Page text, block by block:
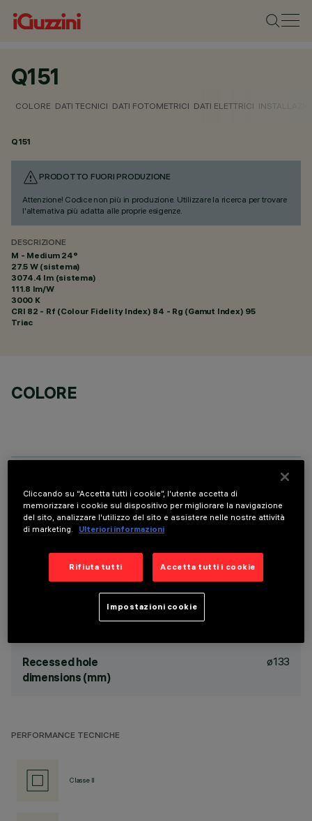
Q151
COLORE DATI TECNICI DATI FOTOMETRICI DATI ELETTRICI
Q151
PRODOTTO FUORI PRODUZIONE
Attenzione! Codice non più in produzione. Utilizzare la ricerca per trovare
l'alternativa più adatta alle proprie esigenze.
DESCRIZIONE
M - Medium 24°
27.5 W (sistema)
3074.4 lm (sistema)
111.8 lm/W
3000 K
CRI 82 - Rf (Colour Fidelity Index) 84 - Rg (Gamut Index) 95
Triac
COLORE
DATI TECNICI
ULTIMO AGGIORNAMENTO: 01/08/2026
Recessed hole
dimensions (mm)
ø133
PERFORMANCE TECNICHE
Classe II
Cliccando su “Accetta tutti i cookie”, l'utente accetta di
memorizzare i cookie sul dispositivo per migliorare la navigazione
del sito, analizzare l'utilizzo del sito e assistere nelle nostre attività
di marketing.
Ulteriori informazioni
Rifiuta tutti Accetta tutti i cookie
Impostazioni cookie